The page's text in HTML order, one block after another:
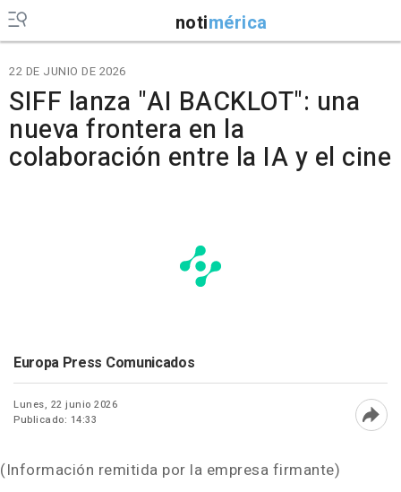
notimérica
22 DE JUNIO DE 2026
SIFF lanza "AI BACKLOT": una
nueva frontera en la
colaboración entre la IA y el cine
Europa Press Comunicados
Lunes, 22 junio 2026
Publicado: 14:33
(Información remitida por la empresa firmante)